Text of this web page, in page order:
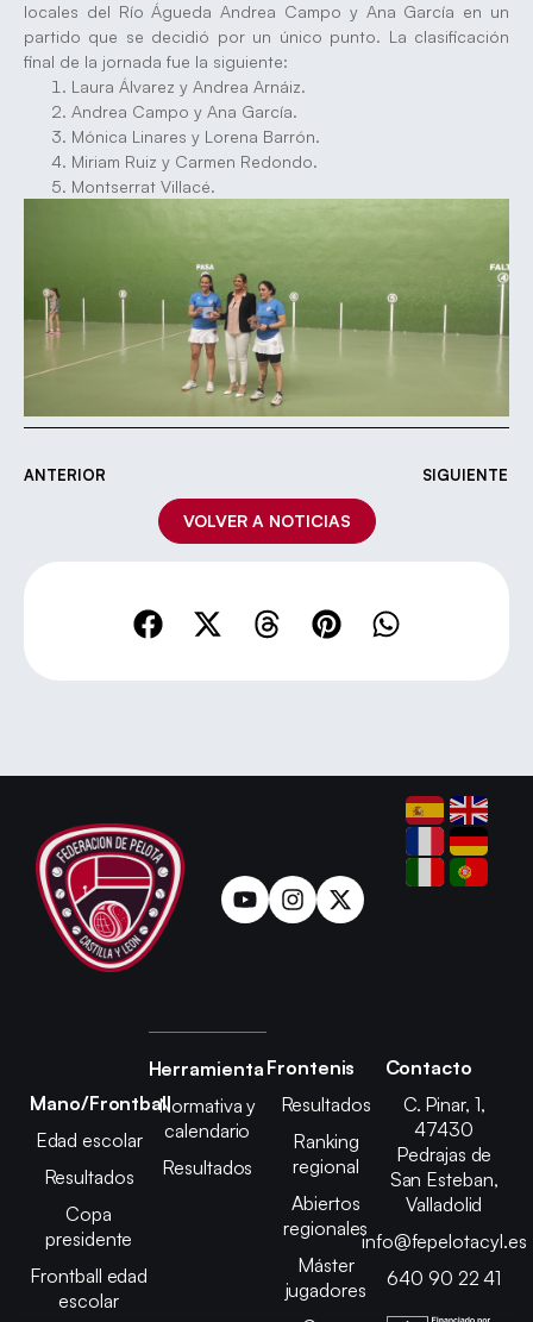
locales del Río Águeda Andrea Campo y Ana García en un
partido que se decidió por un único punto. La clasificación
final de la jornada fue la siguiente:
Laura Álvarez y Andrea Arnáiz.
Andrea Campo y Ana García.
Mónica Linares y Lorena Barrón.
Miriam Ruiz y Carmen Redondo.
Montserrat Villacé.
ANTERIOR SIGUIENTE
VOLVER A NOTICIAS
Mano/Frontball
Edad escolar
Resultados
Copa
presidente
Frontball edad
escolar
Herramienta
Normativa y
calendario
Resultados
Frontenis
Resultados
Ranking
regional
Abiertos
regionales
Máster
jugadores
Contacto
C. Pinar, 1,
47430
Pedrajas de
San Esteban,
Valladolid
info@fepelotacyl.es
640 90 22 41